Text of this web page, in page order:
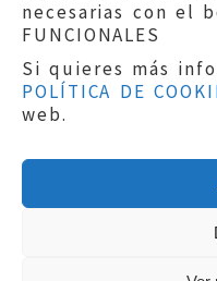
necesarias con el
FUNCIONALES
Si quieres más
POLÍTICA DE
web.Aviso legal|
Protección de
Política de
Copyright © 2019